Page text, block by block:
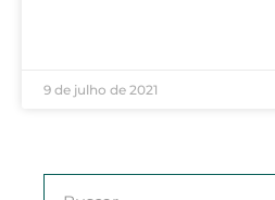
9 de julho de 2021